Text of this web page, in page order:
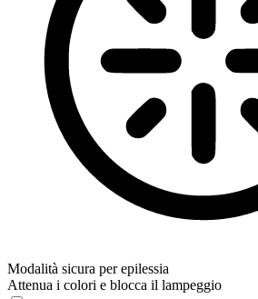
Modalità sicura per epilessia
Attenua i colori e blocca il lampeggio